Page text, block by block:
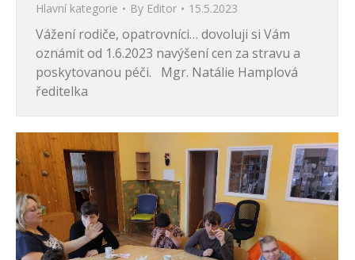
Hlavní kategorie By Editor 15.5.2023
Vážení rodiče, opatrovníci… dovoluji si Vám
oznámit od 1.6.2023 navýšení cen za stravu a
poskytovanou péči. Mgr. Natálie Hamplová
ředitelka